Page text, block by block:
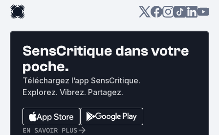
SensCritique dans votre
poche.
Téléchargez l’app SensCritique.
Explorez. Vibrez. Partagez.
EN SAVOIR PLUS